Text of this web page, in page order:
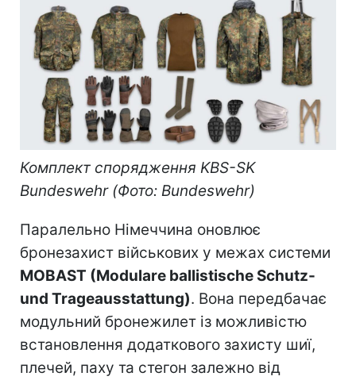
Комплект спорядження KBS-SK
Bundeswehr (Фото: Bundeswehr)
Паралельно Німеччина оновлює
бронезахист військових у межах системи
MOBAST (Modulare ballistische Schutz-
und Trageausstattung). Вона передбачає
модульний бронежилет із можливістю
встановлення додаткового захисту шиї,
плечей, паху та стегон залежно від